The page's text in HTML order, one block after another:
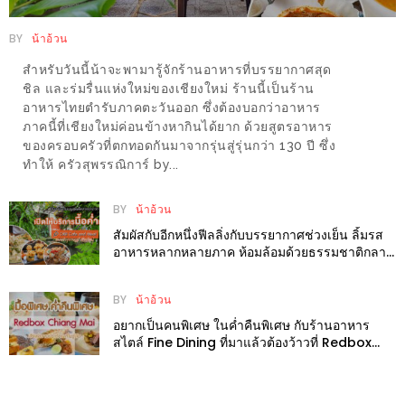
ใน
กับ
โรง
แรม
ฮอ
ลิ
อินน์
เชียงใหม่
TIME
:
BY น้าอ้วน
สำหรับวันนี้น้าจะพามารู้จักร้านอาหารที่บรรยากาศสุด
ชิล และร่มรื่นแห่งใหม่ของเชียงใหม่ ร้านนี้เป็นร้าน
อาหารไทยตำรับภาคตะวันออก ซึ่งต้องบอกว่าอาหาร
ภาคนี้ที่เชียงใหม่ค่อนข้างหากินได้ยาก ด้วยสูตรอาหาร
ของครอบครัวที่ตกทอดกันมาจากรุ่นสู่รุ่นกว่า 130 ปี ซึ่ง
ทำให้ ครัวสุพรรณิการ์ by...
BY น้าอ้วน
สัมผัสกับอีกหนึ่งฟีลลิ่งกับบรรยากาศช่วงเย็น ลิ้มรส
อาหารหลากหลายภาค ห้อมล้อมด้วยธรรมชาติกลาง
BY น้าอ้วน
อยากเป็นคนพิเศษ ในค่ำคืนพิเศษ กับร้านอาหาร
สไตล์ Fine Dining ที่มาแล้วต้องว้าวที่ Redbox